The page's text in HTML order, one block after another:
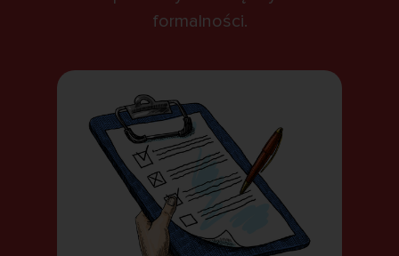
formalności.